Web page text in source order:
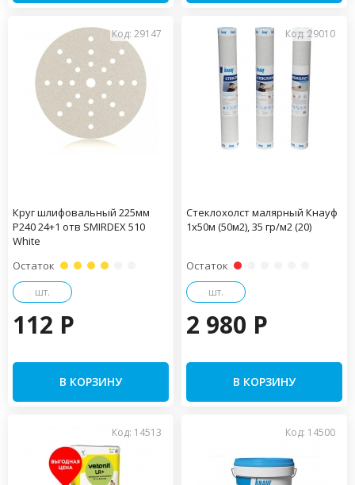
Код: 29147
Круг шлифовальный 225мм
Р240 24+1 отв SMIRDEX 510
White
Остаток
шт.
112 P
В КОРЗИНУ
Код: 29010
Стеклохолст малярный Кнауф
1х50м (50м2), 35 гр/м2 (20)
Остаток
шт.
2 980 P
В КОРЗИНУ
Код: 14513 Код: 14500